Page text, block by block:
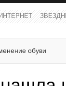
обуви